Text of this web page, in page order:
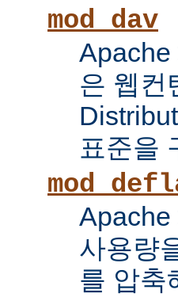
mod_dav
Apache
은 웹컨
표준을
Apache
사용량
를 압축